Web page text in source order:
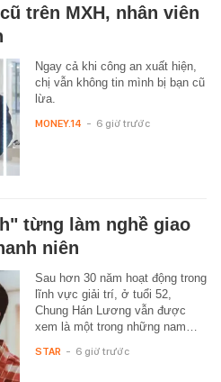
trên MXH, nhân viên
Ngay cả khi công an xuất hiện,
chị vẫn không tin mình bị bạn cũ
lừa.
MONEY.14 - 6 giờ trước
từng làm nghề giao
niên
Sau hơn 30 năm hoạt động trong
lĩnh vực giải trí, ở tuổi 52,
Chung Hán Lương vẫn được
xem là một trong những nam…
STAR - 6 giờ trước